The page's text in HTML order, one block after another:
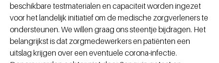
beschikbare testmaterialen en capaciteit worden ingezet
voor het landelijk initiatief om de medische zorgverleners te
ondersteunen. We willen graag ons steentje bijdragen. Het
belangrijkst is dat zorgmedewerkers en patiënten een
uitslag krijgen over een eventuele corona-infectie.